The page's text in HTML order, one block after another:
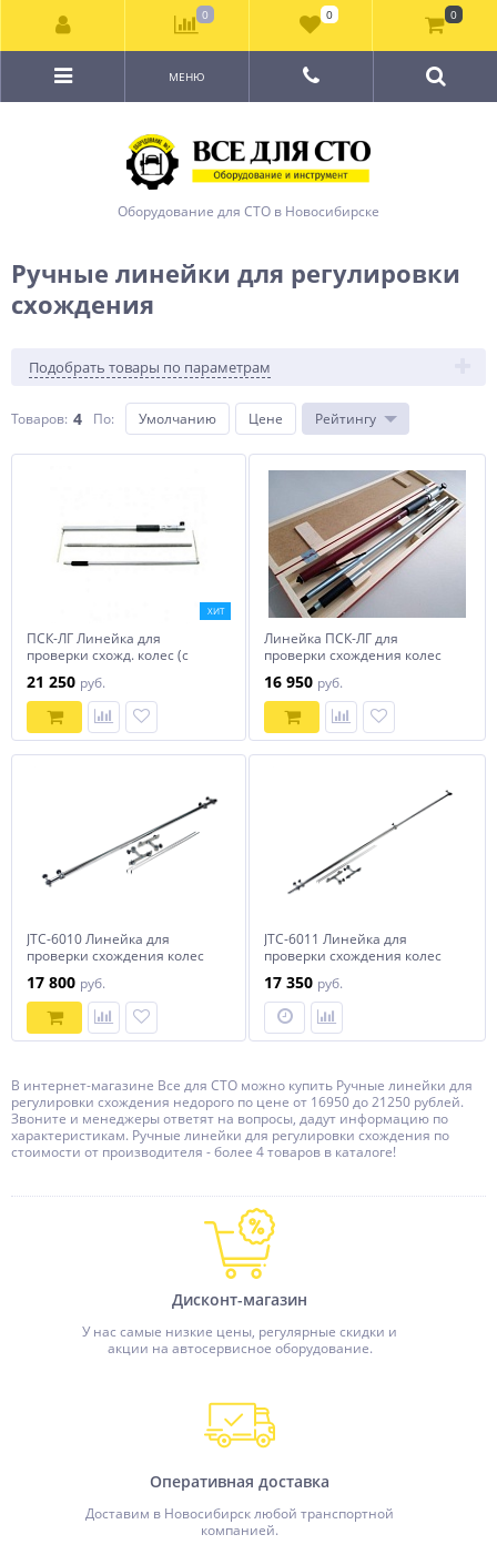
Оборудование для СТО в Новосибирске
МЕНЮ
Ручные линейки для регулировки
схождения
Подобрать товары по параметрам
Товаров: 4 По: Умолчанию Цене Рейтингу
ХИТ
ПСК-ЛГ Линейка для
проверки схожд. колес (с
21 250 руб.
Линейка ПСК-ЛГ для
проверки схождения колес
16 950 руб.
JTC-6010 Линейка для
проверки схождения колес
17 800 руб.
JTC-6011 Линейка для
проверки схождения колес
17 350 руб.
В интернет-магазине Все для СТО можно купить Ручные линейки для
регулировки схождения недорого по цене от 16950 до 21250 рублей.
Звоните и менеджеры ответят на вопросы, дадут информацию по
характеристикам. Ручные линейки для регулировки схождения по
стоимости от производителя - более 4 товаров в каталоге!
Дисконт-магазин
У нас самые низкие цены, регулярные скидки и
акции на автосервисное оборудование.
Оперативная доставка
Доставим в Новосибирск любой транспортной
компанией.
0 0 0